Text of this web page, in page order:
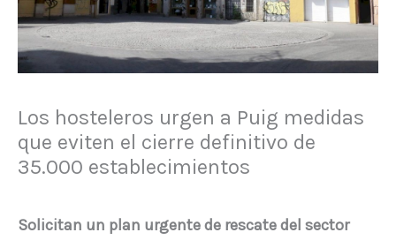
Los hosteleros urgen a Puig medidas
que eviten el cierre definitivo de
35.000 establecimientos
Solicitan un plan urgente de rescate del sector